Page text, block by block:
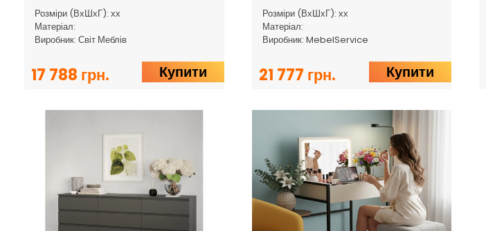
Розміри (ВхШхГ): хх
Матеріал:
Виробник: Світ Меблів
17 788 грн. Купити
Розміри (ВхШхГ): хх
Матеріал:
Виробник: MebelService
21 777 грн. Купити